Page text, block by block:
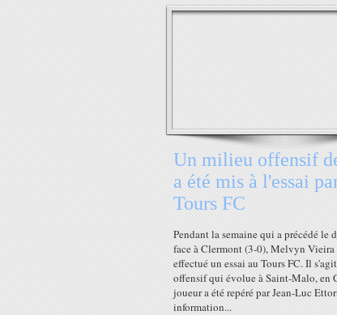
Un milieu offensif
a été mis à l'essai
Tours FC
Pendant la semaine qui a précédé le
face à Clermont (3-0), Melvyn Vieira
effectué un essai au Tours FC. Il
offensif qui évolue à Saint-Malo, en
joueur a été repéré par Jean-Luc
information...